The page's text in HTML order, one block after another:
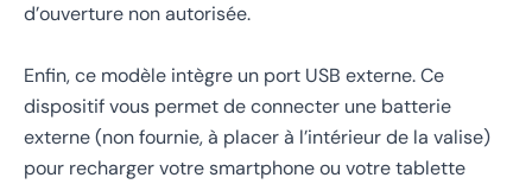
d’ouverture non autorisée.
Enfin, ce modèle intègre un port USB externe. Ce
dispositif vous permet de connecter une batterie
externe (non fournie, à placer à l’intérieur de la valise)
pour recharger votre smartphone ou votre tablette